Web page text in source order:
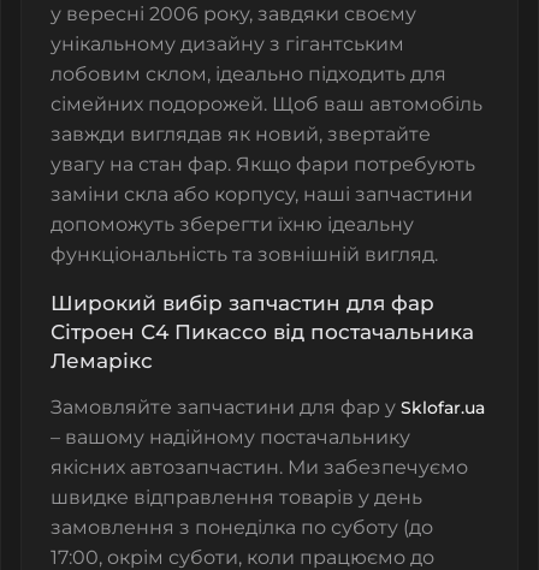
у вересні 2006 року, завдяки своєму
унікальному дизайну з гігантським
лобовим склом, ідеально підходить для
сімейних подорожей. Щоб ваш автомобіль
завжди виглядав як новий, звертайте
увагу на стан фар. Якщо фари потребують
заміни скла або корпусу, наші запчастини
допоможуть зберегти їхню ідеальну
функціональність та зовнішній вигляд.
Широкий вибір запчастин для фар
Сітроeн С4 Пикассо від постачальника
Лемарікс
Замовляйте запчастини для фар у Sklofar.ua
– вашому надійному постачальнику
якісних автозапчастин. Ми забезпечуємо
швидке відправлення товарів у день
замовлення з понеділка по суботу (до
17:00, окрім суботи, коли працюємо до